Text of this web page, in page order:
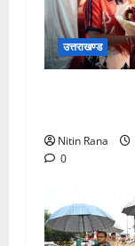
उत्तराखण्ड
Nitin Rana
0